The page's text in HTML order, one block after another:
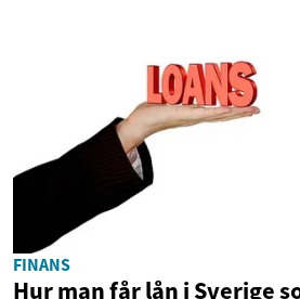
FINANS
Hur man får lån i Sverige